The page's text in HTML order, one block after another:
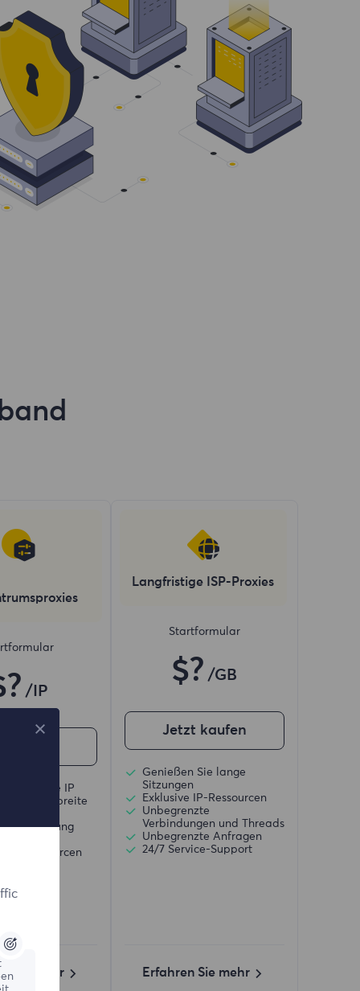
/IP
statische IP
Bandbreite
IP-Ressourcen
Sie mehr
Langfristige ISP-Proxies
Startformular
$? /GB
Jetzt kaufen
Genießen Sie lange
Sitzungen
Exklusive IP-Ressourcen
Unbegrenzte
Verbindungen und Threads
Unbegrenzte Anfragen
24/7 Service-Support
Erfahren Sie mehr